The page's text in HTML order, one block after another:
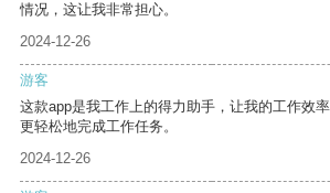
情况，这让我非常担心。
2024-12-26
游客
这款app是我工作上的得力助手，让我的工作效
更轻松地完成工作任务。
2024-12-26